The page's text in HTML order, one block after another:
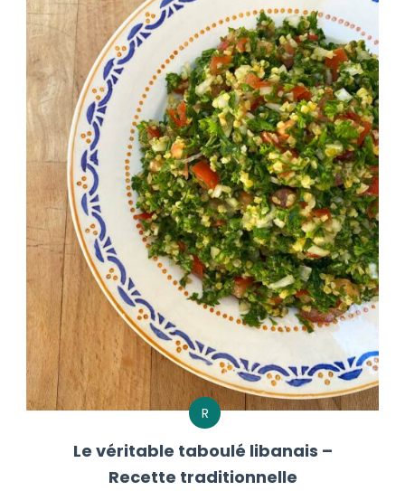
R
Le véritable taboulé libanais –
Recette traditionnelle